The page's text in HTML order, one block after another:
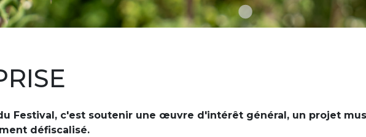
Festival, c'est soutenir une œuvre d'intérêt général, un projet
défiscalisé.